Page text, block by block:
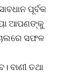
ପୂର୍ବକ
ଆପଣଙ୍କୁ
ସଫଳ
ବାଣୀ ତଥା